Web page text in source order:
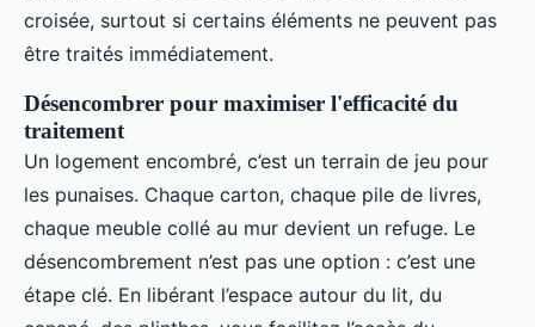
croisée, surtout si certains éléments ne peuvent pas
être traités immédiatement.
Désencombrer pour maximiser l'efficacité du
traitement
Un logement encombré, c’est un terrain de jeu pour
les punaises. Chaque carton, chaque pile de livres,
chaque meuble collé au mur devient un refuge. Le
désencombrement n’est pas une option : c’est une
étape clé. En libérant l’espace autour du lit, du